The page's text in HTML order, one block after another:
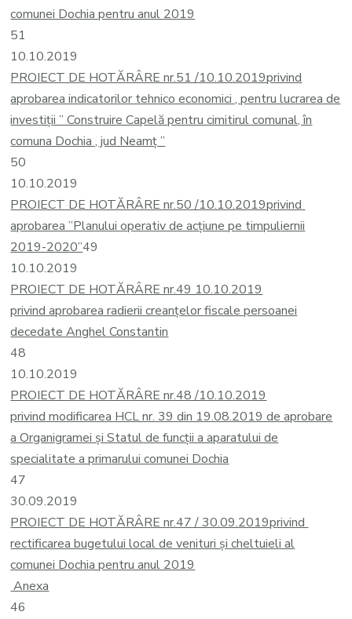
comunei Dochia pentru anul 2019
51
10.10.2019
PROIECT DE HOTĂRÂRE nr.51 /10.10.2019privind
aprobarea indicatorilor tehnico economici , pentru lucrarea de
investiții ” Construire Capelă pentru cimitirul comunal, în
comuna Dochia , jud Neamț ”
50
10.10.2019
PROIECT DE HOTĂRÂRE nr.50 /10.10.2019privind
aprobarea ”Planului operativ de acțiune pe timpuliernii
2019-2020”49
10.10.2019
PROIECT DE HOTĂRÂRE nr.49 10.10.2019
privind aprobarea radierii creanțelor fiscale persoanei
decedate Anghel Constantin
48
10.10.2019
PROIECT DE HOTĂRÂRE nr.48 /10.10.2019
privind modificarea HCL nr. 39 din 19.08.2019 de aprobare
a Organigramei și Statul de funcții a aparatului de
specialitate a primarului comunei Dochia
47
30.09.2019
PROIECT DE HOTĂRÂRE nr.47 / 30.09.2019privind
rectificarea bugetului local de venituri și cheltuieli al
comunei Dochia pentru anul 2019
Anexa
46